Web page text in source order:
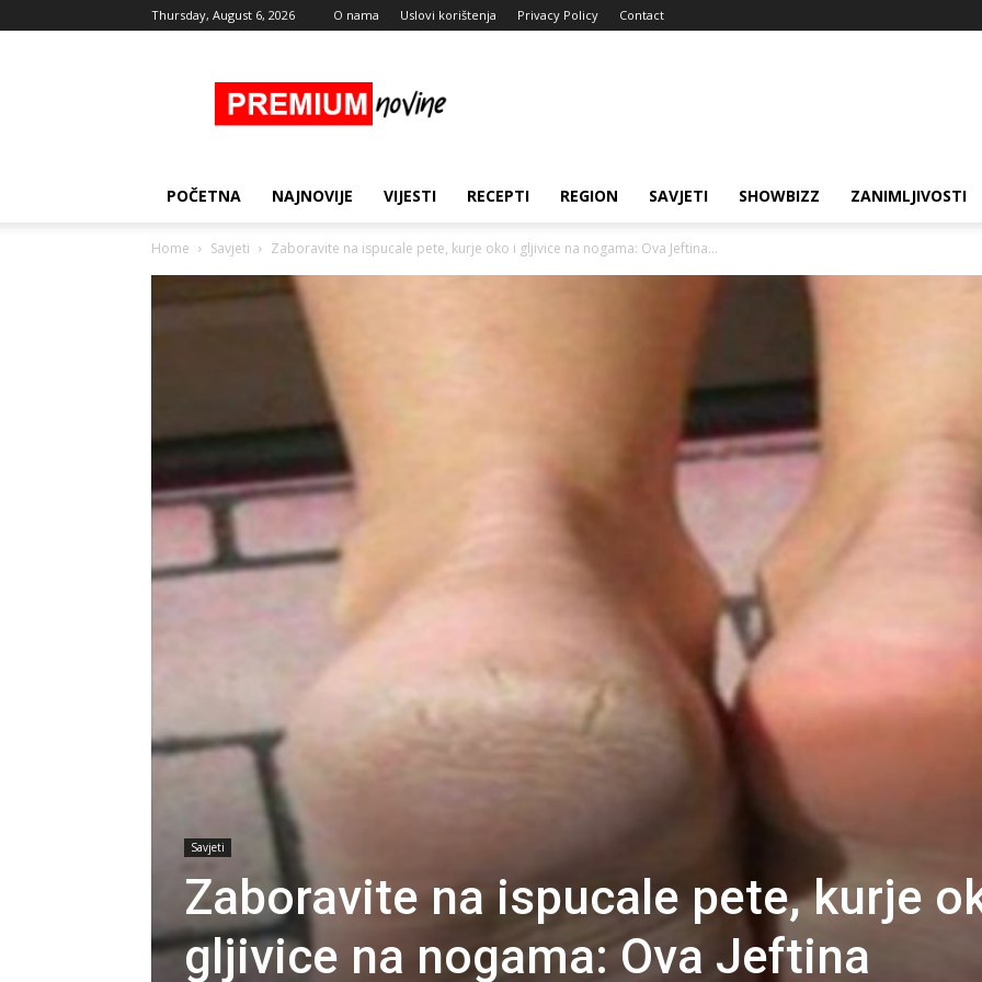
Thursday, August 6, 2026 O nama Uslovi korištenja Privacy Policy Contact
Novine
POČETNA NAJNOVIJE VIJESTI RECEPTI REGION SAVJETI SHOWBIZZ ZANIMLJIVOSTI
Home Savjeti Zaboravite na ispucale pete, kurje oko i gljivice na nogama: Ova Jeftina...
Savjeti
Zaboravite na ispucale pete, kurje
gljivice na nogama: Ova Jeftina